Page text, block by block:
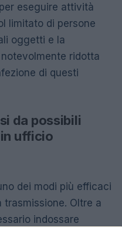
eseguire attività
limitato di persone
oggetti e la
ridotta
di questi
da possibili
ufficio
dei modi più efficaci
trasmissione. Oltre a
indossare